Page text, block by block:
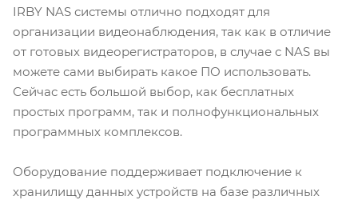
IRBY NAS системы отлично подходят для
организации видеонаблюдения, так как в отличие
от готовых видеорегистраторов, в случае с NAS вы
можете сами выбирать какое ПО использовать.
Сейчас есть большой выбор, как бесплатных
простых программ, так и полнофункциональных
программных комплексов.
Оборудование поддерживает подключение к
хранилищу данных устройств на базе различных